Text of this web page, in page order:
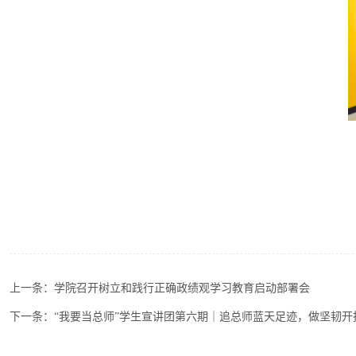
上一条： 学院召开树立和践行正确政绩观学习教育启动部署会
下一条： “我要当总师”学生宣讲团第六期｜追总师蓝天足迹，做坚韧开